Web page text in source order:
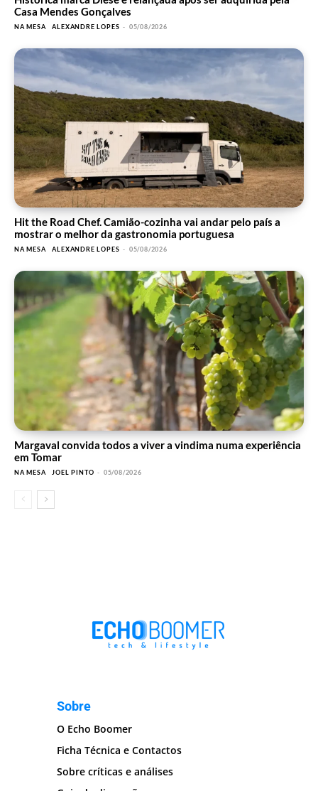
Casa Mendes Gonçalves
NA MESA ALEXANDRE LOPES - 05/08/2026
Hit the Road Chef. Camião-cozinha vai andar pelo país a
mostrar o melhor da gastronomia portuguesa
NA MESA ALEXANDRE LOPES - 05/08/2026
Margaval convida todos a viver a vindima numa experiência
em Tomar
NA MESA JOEL PINTO - 05/08/2026
Sobre
O Echo Boomer
Ficha Técnica e Contactos
Sobre críticas e análises